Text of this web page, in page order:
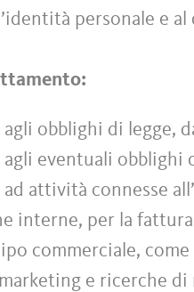
personale e
agli obblighi di legge,
agli eventuali
attività connesse
interne, per la
commerciale,
e ricerche di